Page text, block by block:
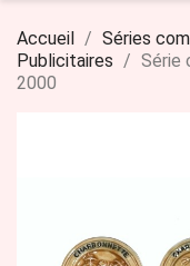
Accueil
Séries
Publicitaires
Série
2000